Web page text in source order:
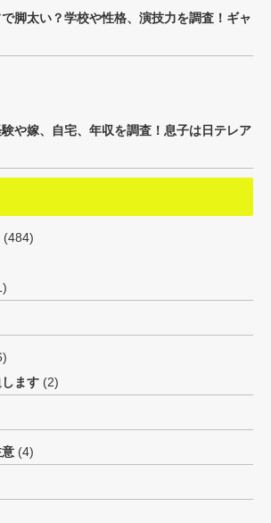
脚太い？学校や性格、演技力を調査！ギャ
や嫁、自宅、年収を調査！息子は日テレア
(484)
ます (2)
(4)